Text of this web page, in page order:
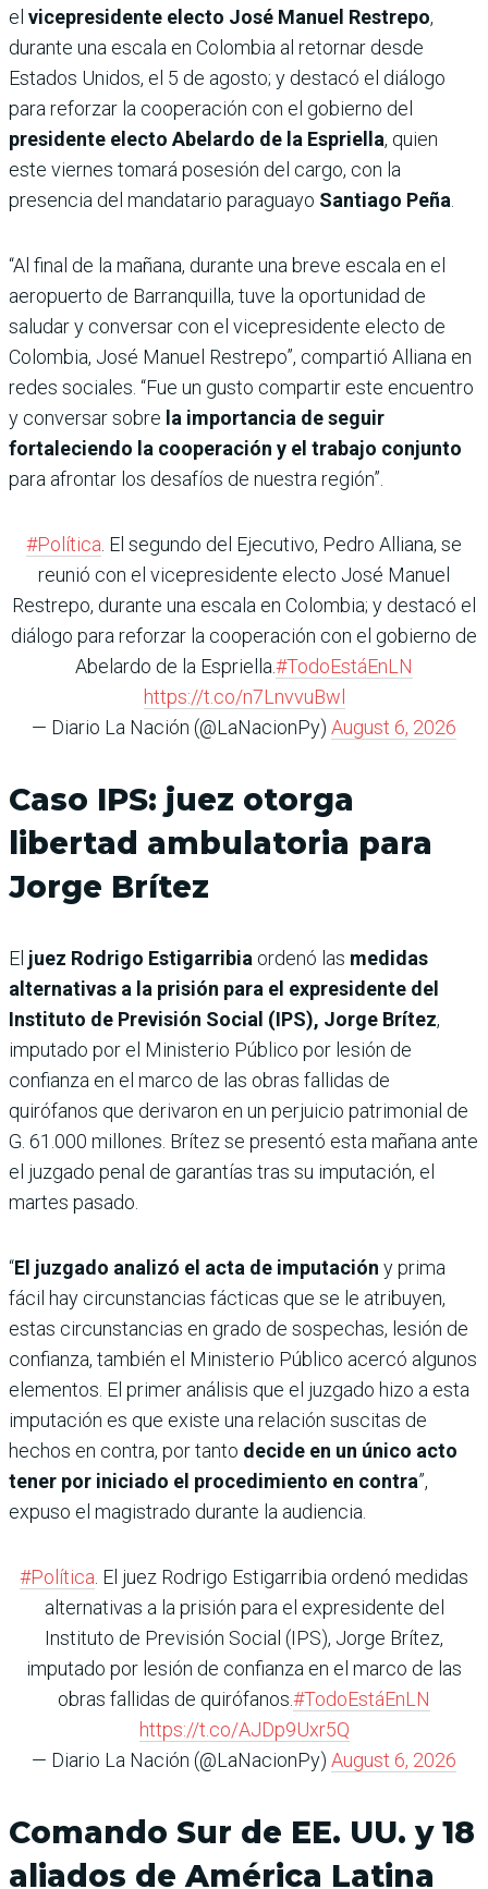
el vicepresidente electo José Manuel Restrepo,
durante una escala en Colombia al retornar desde
Estados Unidos, el 5 de agosto; y destacó el diálogo
para reforzar la cooperación con el gobierno del
presidente electo Abelardo de la Espriella, quien
este viernes tomará posesión del cargo, con la
presencia del mandatario paraguayo Santiago Peña
“Al final de la mañana, durante una breve escala en el
aeropuerto de Barranquilla, tuve la oportunidad de
saludar y conversar con el vicepresidente electo de
Colombia, José Manuel Restrepo”, compartió Alliana en
redes sociales. “Fue un gusto compartir este encuentro
y conversar sobre la importancia de seguir
fortaleciendo la cooperación y el trabajo conjunto
para afrontar los desafíos de nuestra región”.
#Política . El segundo del Ejecutivo, Pedro Alliana, se
reunió con el vicepresidente electo José Manuel
Restrepo, durante una escala en Colombia; y destacó el
diálogo para reforzar la cooperación con el gobierno de
Abelardo de la Espriella.#TodoEstáEnLN
https://t.co/n7LnvvuBwl
— Diario La Nación (@LaNacionPy) August 6, 2026
Caso IPS: juez otorga
libertad ambulatoria para
Jorge Brítez
El juez Rodrigo Estigarribia ordenó las medidas
alternativas a la prisión para el expresidente del
Instituto de Previsión Social (IPS), Jorge Brítez,
imputado por el Ministerio Público por lesión de
confianza en el marco de las obras fallidas de
quirófanos que derivaron en un perjuicio patrimonial de
G. 61.000 millones. Brítez se presentó esta mañana ante
el juzgado penal de garantías tras su imputación, el
martes pasado.
“El juzgado analizó el acta de imputación y prima
fácil hay circunstancias fácticas que se le atribuyen,
estas circunstancias en grado de sospechas, lesión de
confianza, también el Ministerio Público acercó algunos
elementos. El primer análisis que el juzgado hizo a esta
imputación es que existe una relación suscitas de
hechos en contra, por tanto decide en un único acto
tener por iniciado el procedimiento en contra”,
expuso el magistrado durante la audiencia.
#Política . El juez Rodrigo Estigarribia ordenó medidas
alternativas a la prisión para el expresidente del
Instituto de Previsión Social (IPS), Jorge Brítez,
imputado por lesión de confianza en el marco de las
obras fallidas de quirófanos.#TodoEstáEnLN
https://t.co/AJDp9Uxr5Q
— Diario La Nación (@LaNacionPy) August 6, 2026
Comando Sur de EE. UU. y 18
aliados de América Latina